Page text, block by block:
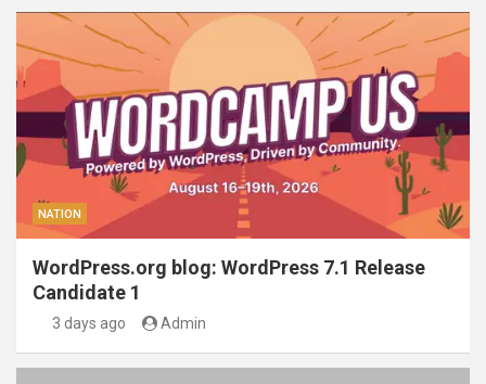
NATION
WordPress.org blog: WordPress 7.1 Release
Candidate 1
3 days ago Admin